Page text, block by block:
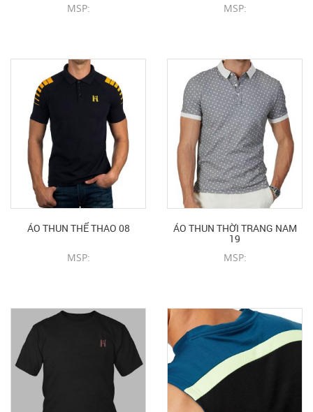
MSP: MSP:
ÁO THUN THỂ THAO 08
MSP:
ÁO THUN THỜI TRANG NAM
19
MSP: